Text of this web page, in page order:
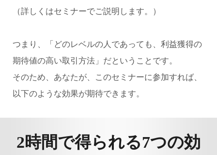
（詳しくはセミナーでご説明します。）
つまり、「どのレベルの人であっても、利益獲得の
期待値の高い取引方法」だということです。
そのため、あなたが、このセミナーに参加すれば、
以下のような効果が期待できます。
2時間で得られる7つの効